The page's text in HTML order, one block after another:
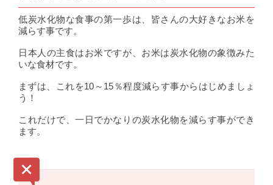
低炭水化物な食事の第一歩は、皆さんの大好きなお米を
減らす事です。
日本人の主食はお米ですが、お米は炭水化物の象徴みた
いな食材です。
まずは、これを10～15％程度減らす事からはじめましょ
う！
これだけで、一日でかなりの炭水化物を減らす事ができ
ます。